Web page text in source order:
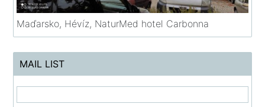
Maďarsko, Hévíz, NaturMed hotel Carbonna
MAIL LIST